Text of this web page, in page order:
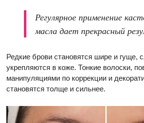
Регулярное применение
масла дает прекрасный
Редкие брови становятся шире и гуще,
укрепляются в коже. Тонкие волоски,
манипуляциями по коррекции и
становятся толще и сильнее.